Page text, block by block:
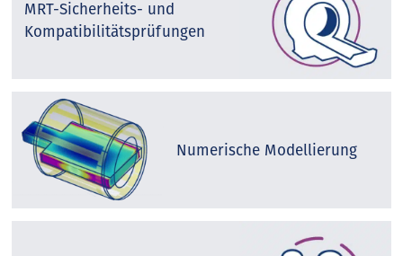
MRT-Sicherheits- und
Kompatibilitätsprüfungen
Numerische Modellierung